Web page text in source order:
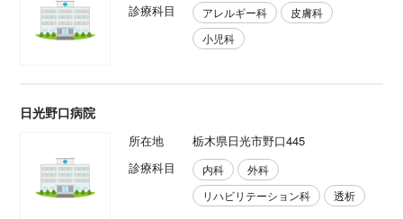
診療科目
アレルギー科
皮膚科
小児科
日光野口病院
所在地
栃木県日光市野口445
診療科目
内科
外科
リハビリテーション科
透析